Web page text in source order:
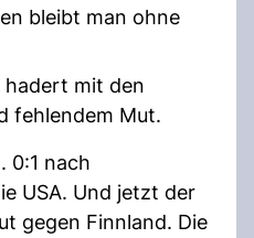
bleibt man ohne
hadert mit den
fehlendem Mut.
0:1 nach
USA. Und jetzt der
gegen Finnland. Die